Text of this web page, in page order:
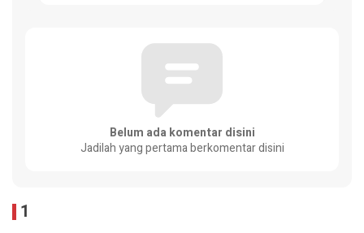
Belum ada komentar disini
Jadilah yang pertama berkomentar disini
1